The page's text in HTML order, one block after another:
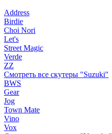
Address
Birdie
Choi Nori
Let's
Street Magic
Verde
ZZ
Смотреть все скутеры "Suzuki"
BWS
Gear
Jog
Town Mate
Vino
Vox